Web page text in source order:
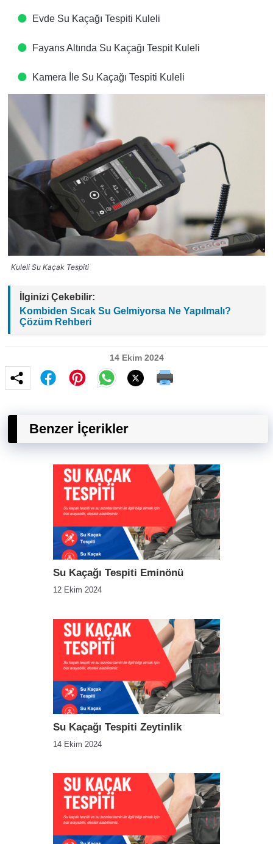
Evde Su Kaçağı Tespiti​ Kuleli
Fayans Altında Su Kaçağı Tespit​ Kuleli
Kamera İle Su Kaçağı Tespiti​ Kuleli
Kuleli Su Kaçak Tespiti
İlginizi Çekebilir:
Kombiden Sıcak Su Gelmiyorsa Ne Yapılmalı?
Çözüm Rehberi
14 Ekim 2024
Benzer İçerikler
Su Kaçağı Tespiti Eminönü
12 Ekim 2024
Su Kaçağı Tespiti Zeytinlik
14 Ekim 2024